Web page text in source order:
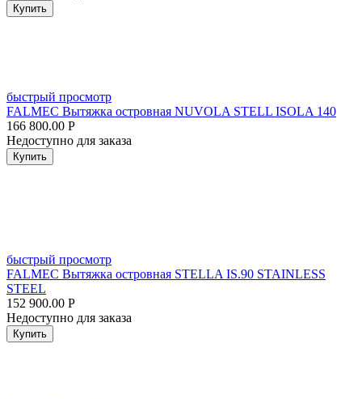
Купить
быстрый просмотр
FALMEC Вытяжка островная NUVOLA STELL ISOLA 140
166 800.00 Р
Недоступно для заказа
Купить
быстрый просмотр
FALMEC Вытяжка островная STELLA IS.90 STAINLESS
STEEL
152 900.00 Р
Недоступно для заказа
Купить